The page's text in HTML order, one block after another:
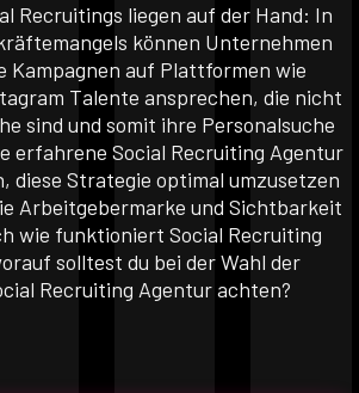
Recruitings liegen auf der Hand: In
können Unternehmen
Kampagnen auf Plattformen wie
Talente ansprechen, die nicht
sind und somit ihre Personalsuche
erfahrene Social Recruiting Agentur
diese Strategie optimal umzusetzen
Arbeitgebermarke und Sichtbarkeit
wie funktioniert Social Recruiting
solltest du bei der Wahl der
Recruiting Agentur achten?